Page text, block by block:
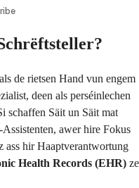
de rietsen Hand vun engem
deen als perséinlechen
schaffen Säit un Säit mat
awer hire Fokus
ass hir Haaptverantwortung
Health Records (EHR) ze